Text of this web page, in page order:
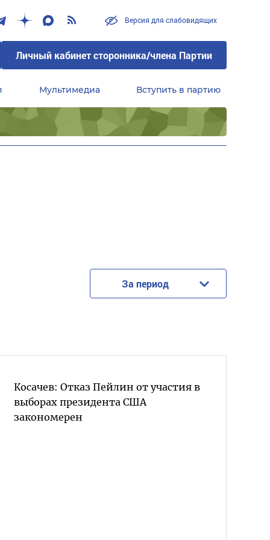
Версия для слабовидящих
Личный кабинет сторонника/члена Партии
Мультимедиа Вступить в партию
За период
Косачев: Отказ Пейлин от участия в
выборах президента США
закономерен